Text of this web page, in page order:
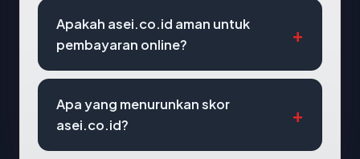
Apakah asei.co.id aman untuk
pembayaran online?
Apa yang menurunkan skor
asei.co.id?